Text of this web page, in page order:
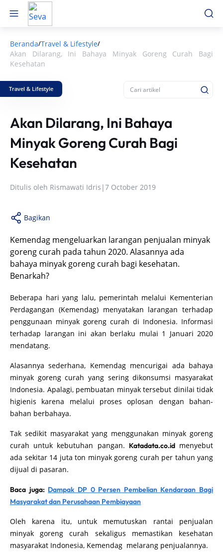
Beranda/Travel & Lifestyle/
Akan Dilarang, Ini Bahaya Minyak Goreng Curah Bagi
Kesehatan
Travel & Lifestyle
Akan Dilarang, Ini Bahaya
Minyak Goreng Curah Bagi
Kesehatan
Ditulis oleh Rismawati Idris |7 October 2019
Bagikan
Kemendag mengeluarkan larangan penjualan minyak
goreng curah pada tahun 2020. Alasannya ada
bahaya minyak goreng curah bagi kesehatan.
Benarkah?
Beberapa hari yang lalu, pemerintah melalui Kementerian
Perdagangan (Kemendag) menyatakan larangan terhadap
penggunaan minyak goreng curah di Indonesia. Informasi
terhadap larangan ini akan berlaku mulai 1 Januari 2020
mendatang.
Alasannya sederhana, Kemendag mencurigai ada bahaya
minyak goreng curah yang sering dikonsumsi masyarakat
Indonesia. Apalagi, pembuatan minyak tersebut dinilai tidak
higienis karena melalui proses oplosan dengan bahan-
bahan berbahaya.
Tak sedikit masyarakat yang menggunakan minyak goreng
curah untuk kebutuhan pangan. Katadata.co.idmenyebut
ada sekitar 14 juta ton minyak goreng curah per tahun yang
dijual di pasaran.
Baca juga: Dampak DP 0 Persen Pembelian Kendaraan Bagi
Masyarakat dan Perusahaan Pembiayaan
Oleh karena itu, untuk memutuskan rantai penjualan
minyak goreng curah sekaligus memastikan kesehatan
masyarakat Indonesia, Kemendag melarang penjualannya.